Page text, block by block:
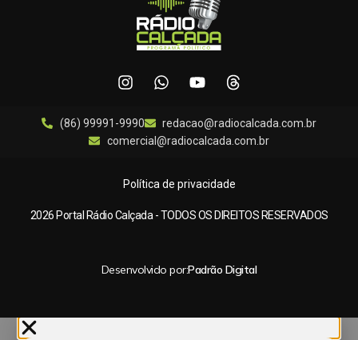
(86) 99991-9990
redacao@radiocalcada.com.br
comercial@radiocalcada.com.br
Política de privacidade
2026 Portal Rádio Calçada - TODOS OS DIREITOS RESERVADOS
Desenvolvido por:Padrão Digital